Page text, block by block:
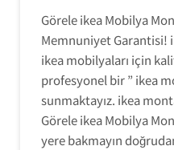
Görele ikea Mobilya
Memnuniyet Garantisi!
ikea mobilyaları için
profesyonel bir ” ikea
sunmaktayız. ikea
Görele ikea Mobilya
yere bakmayın